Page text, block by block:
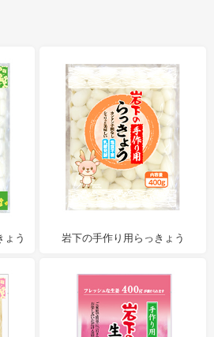
ょう 岩下の手作り用らっきょう